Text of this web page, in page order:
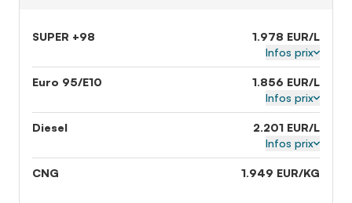
SUPER +98
1.978 EUR/L
Infos prix
Euro 95/E10
1.856 EUR/L
Infos prix
Diesel
2.201 EUR/L
Infos prix
CNG 1.949 EUR/KG